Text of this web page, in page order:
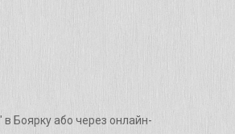
в Боярку або через онлайн-